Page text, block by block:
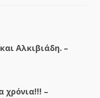
Αλκιβιάδη. –
χρόνια!!! –